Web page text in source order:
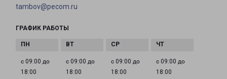
tambov@pecom.ru
ГРАФИК РАБОТЫ
с 09:00 до
18:00
с 09:00 до
18:00
с 09:00 до
18:00
с 09:00 до
18:00